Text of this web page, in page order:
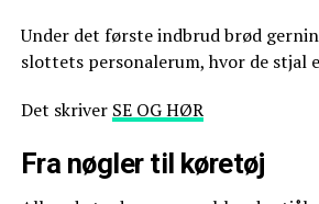
Under det første indbrud brød
slottets personalerum, hvor de stjal
Det skriver SE OG HØR
Fra nøgler til køretøj